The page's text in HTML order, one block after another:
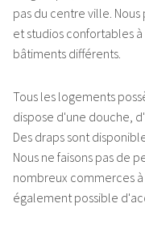
pas du centre ville.
et studios confortables
bâtiments différents.
Tous les logements
dispose d'une douche,
Des draps sont
Nous ne faisons pas de
nombreux commerces
également possible